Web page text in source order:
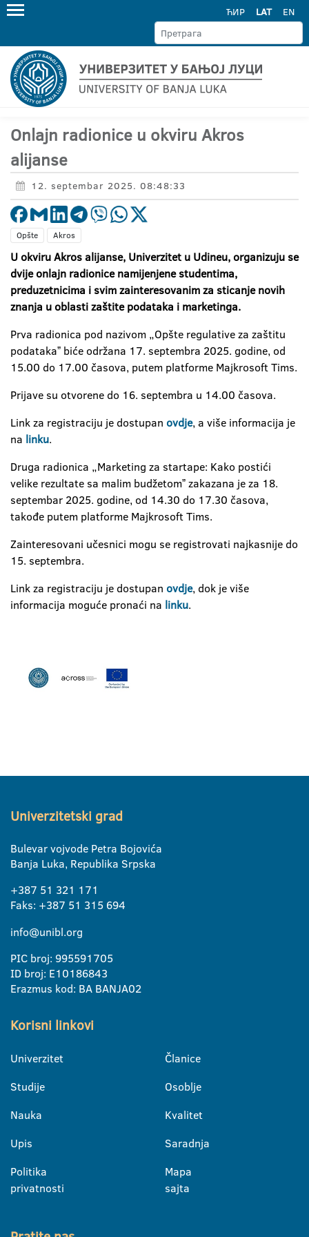
ЋИР LAT EN
Onlajn radionice u okviru Akros
alijanse
12. septembar 2025. 08:48:33
Opšte Akros
U okviru Akros alijanse, Univerzitet u Udineu, organizuju se
dvije onlajn radionice namijenjene studentima,
preduzetnicima i svim zainteresovanim za sticanje novih
znanja u oblasti zaštite podataka i marketinga.
Prva radionica pod nazivom „Opšte regulative za zaštitu
podatakaˮ biće održana 17. septembra 2025. godine, od
15.00 do 17.00 časova, putem platforme Majkrosoft Tims.
Prijave su otvorene do 16. septembra u 14.00 časova.
Link za registraciju je dostupan ovdje, a više informacija je
na linku.
Druga radionica „Marketing za startape: Kako postići
velike rezultate sa malim budžetomˮzakazana je za 18.
septembar 2025. godine, od 14.30 do 17.30 časova,
takođe putem platforme Majkrosoft Tims.
Zainteresovani učesnici mogu se registrovati najkasnije do
15. septembra.
Link za registraciju je dostupan ovdje, dok je više
informacija moguće pronaći na linku.
Univerzitetski grad
Bulevar vojvode Petra Bojovića
Banja Luka, Republika Srpska
+387 51 321 171
Faks: +387 51 315 694
info@unibl.org
PIC broj: 995591705
ID broj: E10186843
Erazmus kod: BA BANJA02
Korisni linkovi
Univerzitet
Studije
Nauka
Upis
Politika
privatnosti
Članice
Osoblje
Kvalitet
Saradnja
Mapa
sajta